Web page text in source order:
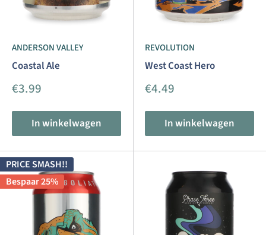
ANDERSON VALLEY
Coastal Ale
Aanbiedingsprijs
€3.99
In winkelwagen
REVOLUTION
West Coast Hero
Aanbiedingsprijs
€4.49
In winkelwagen
PRICE SMASH!!
Bespaar 25%